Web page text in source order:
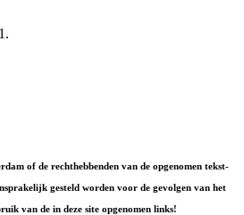
of de rechthebbenden van de opgenomen tekst-
gesteld worden voor de gevolgen van het
van de in deze site opgenomen links!